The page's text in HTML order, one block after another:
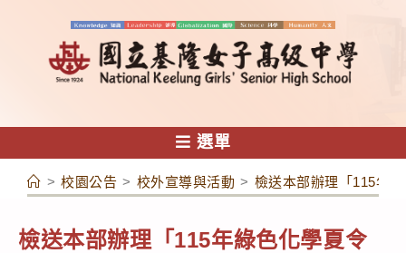
容
選單
> 校園公告 > 校外宣導與活動 > 檢送本部辦理「115年
檢送本部辦理「115年綠色化學夏令